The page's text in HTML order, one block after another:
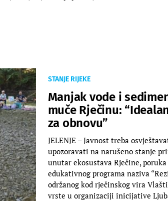
STANJE RIJEKE
Manjak vode i
muče Rječinu:
za obnovu”
JELENJE – Javnost treba
upozoravati na narušeno stanje
unutar ekosustava Rječine,
edukativnog programa naziva
održanog kod rječinskog vira
vrste u organizaciji inicijative